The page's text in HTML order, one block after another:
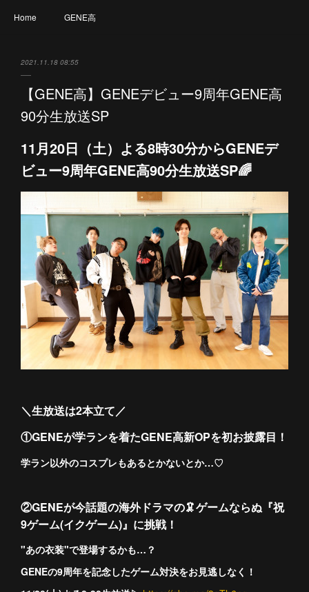
Home GENE高
2021.11.18 08:55
【GENE高】GENEデビュー9周年GENE高
90分生放送SP
11月20日（土）よる8時30分からGENEデ
ビュー9周年GENE高90分生放送SP🌈
＼生放送は2本立て／
①GENEが学ランを着たGENE高新OPを初お披露目！
学ラン以外のコスプレもあるとかないとか…♡
②GENEが今話題の海外ドラマの🦑ゲームならぬ『祝
9ゲーム(イクゲーム)』に挑戦！
"あの衣装"で登場するかも…？
GENEの9周年を記念したゲーム対決をお見逃しなく！